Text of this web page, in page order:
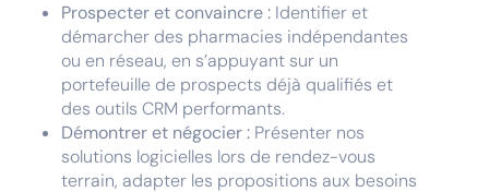
Prospecter et convaincre : Identifier et
démarcher des pharmacies indépendantes
ou en réseau, en s’appuyant sur un
portefeuille de prospects déjà qualifiés et
des outils CRM performants.
Démontrer et négocier : Présenter nos
solutions logicielles lors de rendez-vous
terrain, adapter les propositions aux besoins